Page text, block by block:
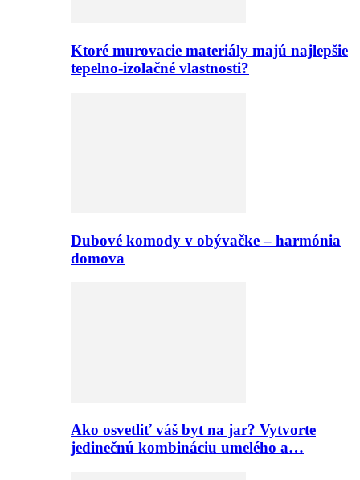
Ktoré murovacie materiály majú najlepšie
tepelno-izolačné vlastnosti?
Dubové komody v obývačke – harmónia
domova
Ako osvetliť váš byt na jar? Vytvorte
jedinečnú kombináciu umelého a…